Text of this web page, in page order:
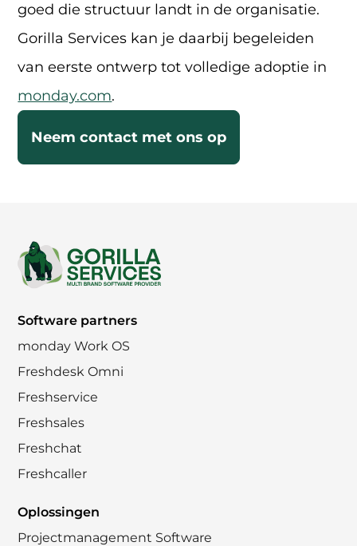
goed die structuur landt in de organisatie.
Gorilla Services kan je daarbij begeleiden
van eerste ontwerp tot volledige adoptie in
monday.com.
Neem contact met ons op
Footer
Software partners
monday Work OS
Freshdesk Omni
Freshservice
Freshsales
Freshchat
Freshcaller
Oplossingen
Projectmanagement Software